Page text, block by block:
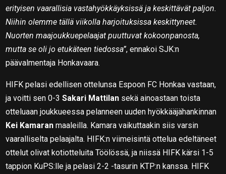
erityisen vaarallisia vastahyökkäyksissä ja keskittävät paljon.
Niihin olemme tällä viikolla harjoituksissa keskittyneet.
Nuorten maajoukkuepelaajat puuttuvat kokoonpanosta,
mutta se oli jo etukäteen tiedossa”, ennakoi SJK:n
päävalmentaja Honkavaara.
HIFK pelasi edellisen ottelunsa Espoon FC Honkaa vastaan,
ja voitti sen 0-3Sakari Mattilan sekä ainoastaan toista
otteluaan joukkueessa pelanneen uuden hyökkääjähankinnan
Kei Kamaran maaleilla. Kamara vaikuttaakin siis varsin
vaaralliselta pelaajalta. HIFK:n viimeisintä ottelua edeltäneet
ottelut olivat kotiotteluita Töölössä, ja niissä HIFK kärsi 1-5
tappion KuPS:lle ja pelasi 2-2 -tasurin KTP:n kanssa. HIFK